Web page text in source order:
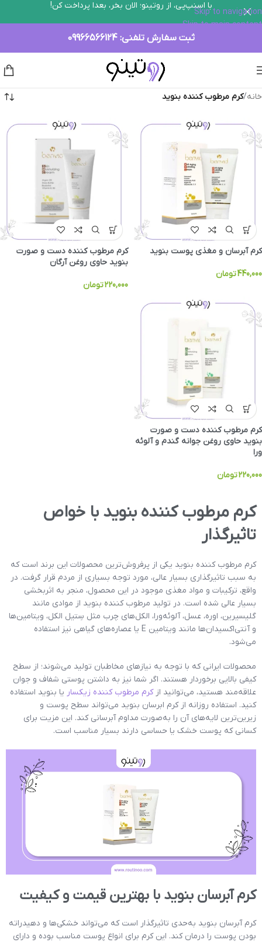
Skip to navigation
Skip to main content
با اسنپ‌پی، از روتینو؛ الان بخر، بعدا پرداخت کن!
ثبت سفارش تلفنی: 09966566124
خانه/کرم مرطوب کننده بنوید
کرم آبرسان و مغذی پوست بنوید
440,000تومان
کرم مرطوب کننده دست و صورت
بنوید حاوی روغن آرگان
220,000تومان
کرم مرطوب کننده دست و صورت
بنوید حاوی روغن جوانه گندم و آلوئه
ورا
220,000تومان
کرم مرطوب کننده بنوید با خواص
تاثیرگذار
کرم مرطوب کننده بنوید یکی از پرفروش‌ترین محصولات این برند است که
به سبب تاثیرگذاری بسیار عالی، مورد توجه بسیاری از مردم قرار گرفت. در
واقع، ترکیبات و مواد مغذی موجود در این محصول، منجر به اثربخشی
بسیار عالی شده است. در تولید مرطوب کننده بنوید از موادی مانند
گلیسیرین، اوره، عسل، آلوئه‌ورا، الکل‌های چرب مثل سِتیل الکل، ویتامین‌ها
و آنتی‌اکسیدان‌ها مانند ویتامین E یا عصاره‌های گیاهی نیز استفاده
می‌شود.
محصولات ایرانی که با توجه به نیازهای مخاطبان تولید می‌شوند؛ از سطح
کیفی بالایی برخوردار هستند. اگر شما نیز به داشتن پوستی شفاف و جوان
علاقه‌مند هستید، می‌توانید ازکرم مرطوب کننده زیکسار یا بنوید استفاده
کنید. استفاده روزانه از کرم ابرسان بنوید می‌تواند سطح پوست و
زیرین‌ترین لایه‌های آن را‌ به‌صورت مداوم آبرسانی کند. این مزیت برای
کسانی که پوست خشک یا حساسی دارند بسیار مناسب است.
کرم آبرسان بنوید با بهترین قیمت و کیفیت
کرم آبرسان بنوید به‌حدی تاثیرگذار است که می‌تواند خشکی‌ها و دهیدراته
بودن پوست را درمان کند. این کرم برای انواع پوست مناسب بوده و دارای